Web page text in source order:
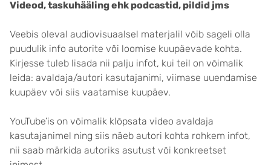
Videod, taskuhääling ehk podcastid, pildid jms
Veebis oleval audiovisuaalsel materjalil võib sageli olla
puudulik info autorite või loomise kuupäevade kohta.
Kirjesse tuleb lisada nii palju infot, kui teil on võimalik
leida: avaldaja/autori kasutajanimi, viimase uuendamise
kuupäev või siis vaatamise kuupäev.
YouTube’is on võimalik klõpsata video avaldaja
kasutajanimel ning siis näeb autori kohta rohkem infot,
nii saab märkida autoriks asutust või konkreetset